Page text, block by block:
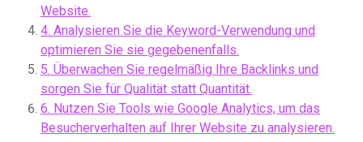
Website.
4. Analysieren Sie die Keyword-Verwendung und
optimieren Sie sie gegebenenfalls.
5. Überwachen Sie regelmäßig Ihre Backlinks und
sorgen Sie für Qualität statt Quantität.
6. Nutzen Sie Tools wie Google Analytics, um das
Besucherverhalten auf Ihrer Website zu analysieren.